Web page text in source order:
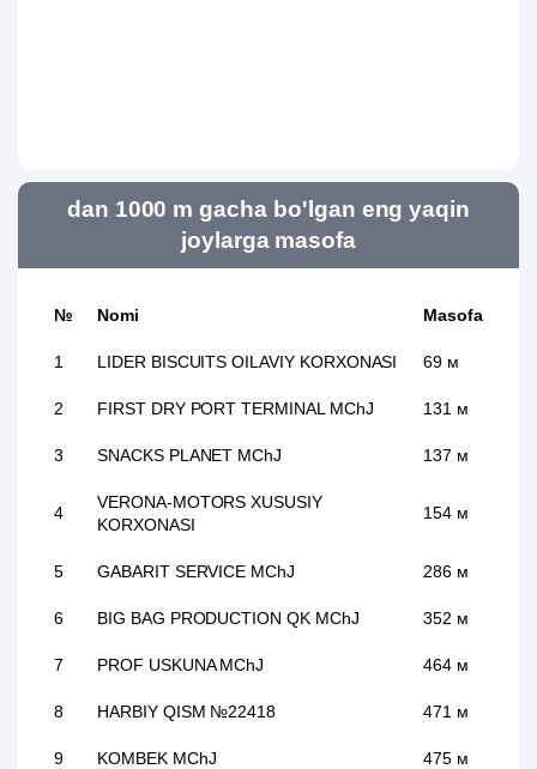
dan 1000 m gacha bo'lgan eng yaqin
joylarga masofa
№ Nomi Masofa
1 LIDER BISCUITS OILAVIY KORXONASI 69 м
2 FIRST DRY PORT TERMINAL MChJ 131 м
3 SNACKS PLANET MChJ 137 м
4
VERONA-MOTORS XUSUSIY
KORXONASI
154 м
5 GABARIT SERVICE MChJ 286 м
6 BIG BAG PRODUCTION QK MChJ 352 м
7 PROF USKUNA MChJ 464 м
8 HARBIY QISM №22418 471 м
9 KOMBEK MChJ 475 м